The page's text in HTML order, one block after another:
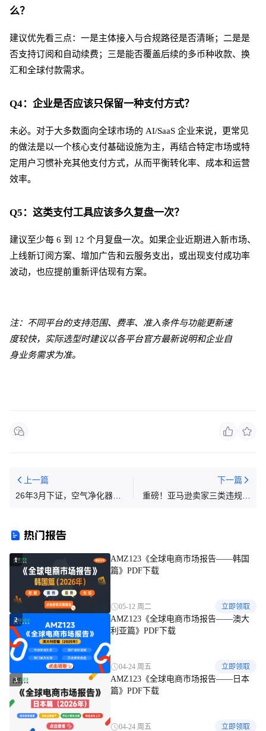
么？
建议优先看三点：一是主体接入与合规路径是否清晰；二是是
否支持订阅和自动续费；三是能否覆盖后续的多币种收款、换
汇和全球付款需求。
Q4：企业是否应该只保留一种支付方式？
未必。对于大多数面向全球市场的 AI/SaaS 企业来说，更常见
的做法是以一个核心支付基础设施为主，再结合特定市场或特
定用户习惯补充其他支付方式，从而平衡转化率、成本和运营
效率。
Q5：这类支付工具应该多久复盘一次？
建议至少每 6 到 12 个月复盘一次。如果企业近期进入新市场、
上线新订阅方案、增加广告和云服务支出，或出现支付成功率
波动，也应提前重新评估现有方案。
注：不同平台的支持范围、费率、准入条件与功能更新速
度较快，实际选型时建议以各平台官方最新说明和企业自
身业务需求为准。
上一篇
26年3月下证，空气净化器
下一篇
重磅！亚马逊卖家三类违规行
热门报告
1
AMZ123《全球电商市场报告——韩国
篇》PDF下载
05-12 周二 立即领取
2
AMZ123《全球电商市场报告——澳大
利亚篇》PDF下载
04-24 周五 立即领取
3
AMZ123《全球电商市场报告——日本
篇》PDF下载
04-24 周五 立即领取